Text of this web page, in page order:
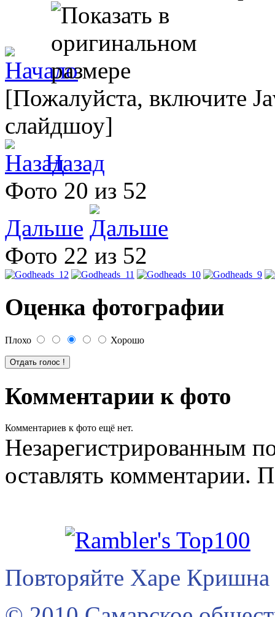
[Пожалуйста, включите
слайдшоу]
Назад
Фото 20 из 52
Дальше
Фото 22 из 52
Оценка фотографии
Плохо Хорошо
Комментарии к фото
Комментариев к фото ещё нет.
Незарегистрированным
оставлять комментарии.
Повторяйте Харе Кришна